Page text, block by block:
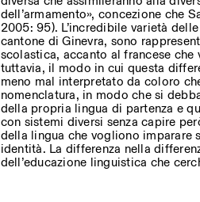
dell’armamento», concezione che
2005: 95). L’incredibile varietà
cantone di Ginevra, sono
scolastica, accanto al francese che
tuttavia, il modo in cui questa
meno mal interpretato da coloro
nomenclatura, in modo che si
della propria lingua di partenza e
con sistemi diversi senza capire
della lingua che vogliono imparare
identità. La differenza nella
dell’educazione linguistica che